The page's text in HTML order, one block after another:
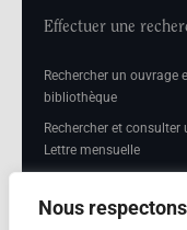
Nous
Effectuer une
Rechercher un ouvrage
bibliothèque
Rechercher et consulter
Lettre mensuelle
mensuelle